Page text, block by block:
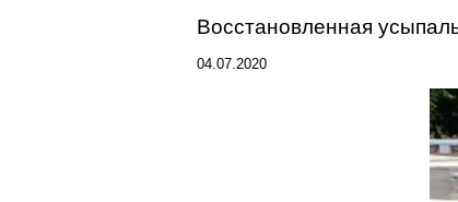
Восстановленная
04.07.2020